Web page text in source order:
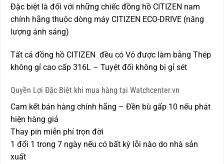
Đặc biệt là đối với những chiếc đồng hồ CITIZEN nam
chính hãng thuộc dòng máy CITIZEN ECO-DRIVE (năng
lượng ánh sáng)
Tất cả đồng hồ CITIZEN đều có Vỏ được làm bằng Thép
không gỉ cao cấp 316L – Tuyệt đối không bị gỉ sét
Quyền Lợi Đặc Biệt khi mua hàng tại Watchcenter.vn
Cam kết bán hàng chính hãng – Đền bù gấp 10 nếu phát
hiện hàng giả
Thay pin miễn phí trọn đời
1 đổi 1 trong 7 ngày nếu có bất kỳ lỗi nào do nhà sản
xuất